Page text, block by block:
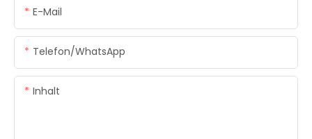
E-Mail
Telefon/WhatsApp
Inhalt